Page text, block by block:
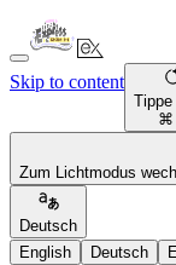
Skip to content
⌘
Zum Lichtmodus
Deutsch
English
Deutsch